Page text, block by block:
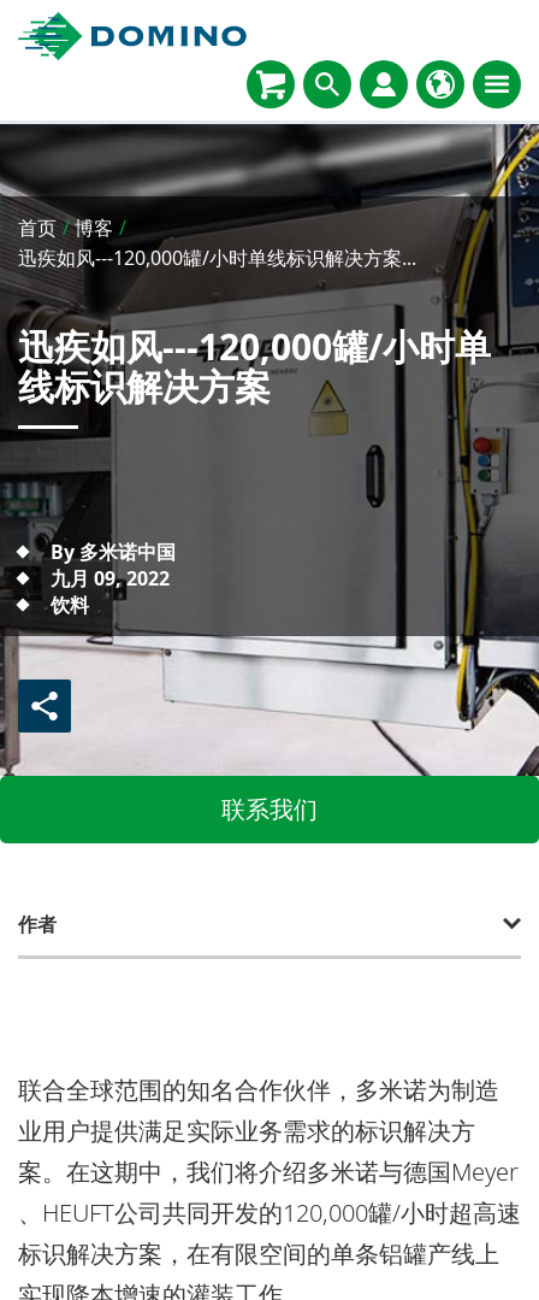
首页 /博客 /
迅疾如风---120,000罐/小时单线标识解决方案...
迅疾如风---120,000罐/小时单
线标识解决方案
By 多米诺中国
九月 09, 2022
饮料
联系我们
联合全球范围的知名合作伙伴，多米诺为制造
业用户提供满足实际业务需求的标识解决方
案。在这期中，我们将介绍多米诺与德国Meyer
、HEUFT公司共同开发的120,000罐/小时超高速
标识解决方案，在有限空间的单条铝罐产线上
作者